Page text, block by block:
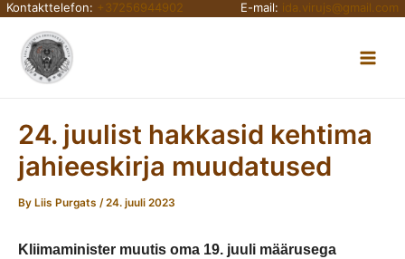
Skip
content
Kontakttelefon: +37256944902 E-mail: ida.virujs@gmail.com
24. juulist hakkasid kehtima
jahieeskirja muudatused
By Liis Purgats /24. juuli 2023
Kliimaminister muutis oma 19. juuli määrusega